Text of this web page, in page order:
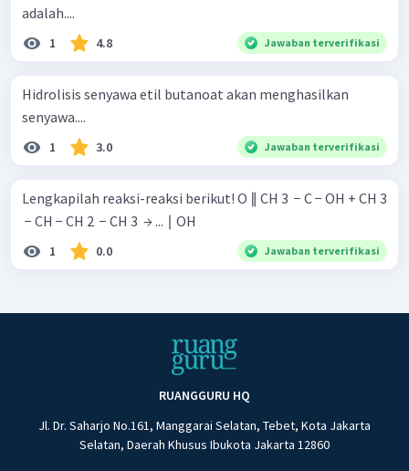
adalah....
1 4.8 Jawaban terverifikasi
Hidrolisis senyawa etil butanoat akan menghasilkan
senyawa....
1 3.0 Jawaban terverifikasi
Lengkapilah reaksi-reaksi berikut! O ∥ CH 3 ​ − C − OH + CH 3
​ − CH − CH 2 ​ − CH 3 ​ → ... ∣ OH ​ ​
1 0.0 Jawaban terverifikasi
RUANGGURU HQ
Jl. Dr. Saharjo No.161, Manggarai Selatan, Tebet, Kota Jakarta
Selatan, Daerah Khusus Ibukota Jakarta 12860